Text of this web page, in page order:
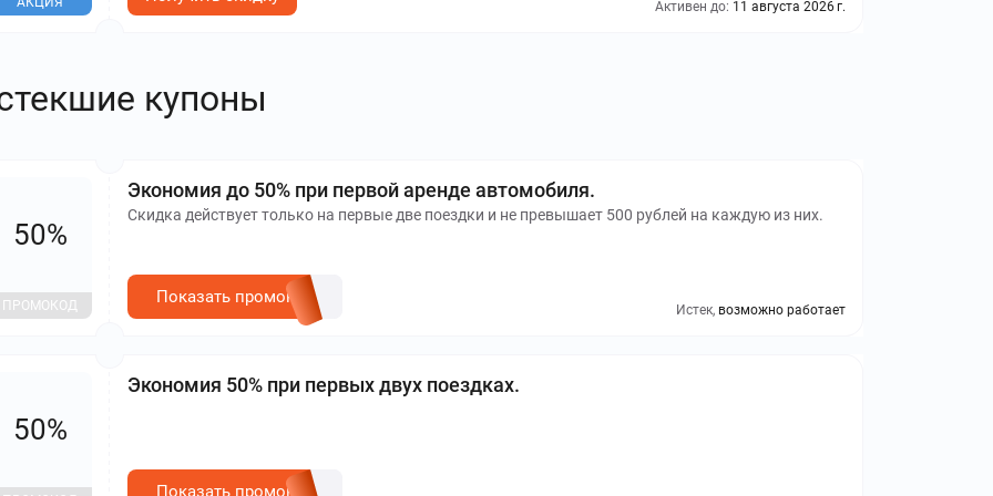
Активен до: 11 августа 2026 г.
купоны
Экономия до 50% при первой аренде автомобиля.
Скидка действует только на первые две поездки и не превышает 500 рублей на каждую из них.
50%
ПРОМОКОД Истек, возможно работает
Показать промокод
Экономия 50% при первых двух поездках.
50%
Показать промокод